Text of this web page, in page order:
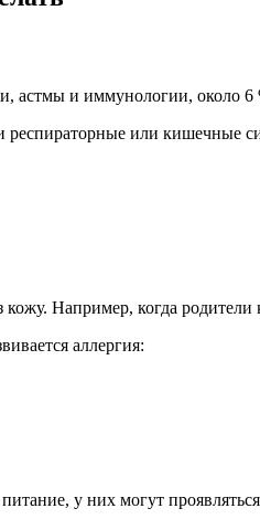
астмы и иммунологии, около 6
или кишечные
кожу. Например, когда
аллергия:
у них могут